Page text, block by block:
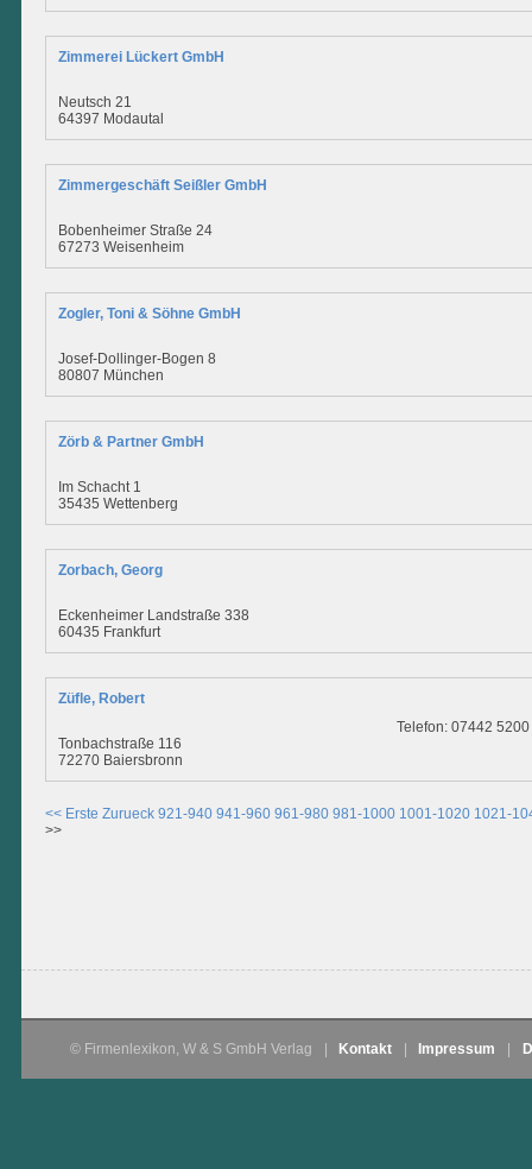
Zimmerei Lückert GmbH
Neutsch 21
64397 Modautal
Zimmergeschäft Seißler GmbH
Bobenheimer Straße 24
67273 Weisenheim
Zogler, Toni & Söhne GmbH
Josef-Dollinger-Bogen 8
80807 München
Zörb & Partner GmbH
Im Schacht 1
35435 Wettenberg
Zorbach, Georg
Eckenheimer Landstraße 338
60435 Frankfurt
Züfle, Robert
Tonbachstraße 116
72270 Baiersbronn
Telefon: 07442 5200
<< Erste Zurueck 921-940 941-960 961-980 981-1000 1001-1020 1021-
>>
© Firmenlexikon, W & S GmbH Verlag Kontakt Impressum